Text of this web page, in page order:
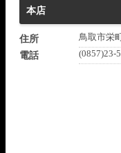
本店
住所
鳥取市栄
電話
(0857)23-